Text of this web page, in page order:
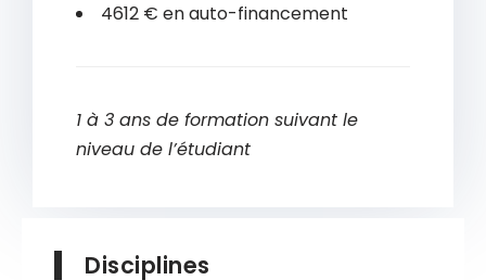
4612 € en auto-financement
1 à 3 ans de formation suivant le
niveau de l’étudiant
Disciplines